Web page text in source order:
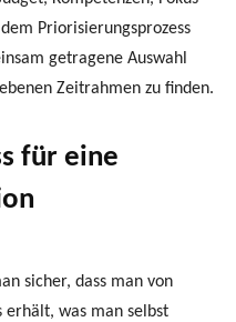
Priorisierungsprozess
getragene Auswahl
Zeitrahmen zu finden.
für eine
sicher, dass man von
erhält, was man selbst